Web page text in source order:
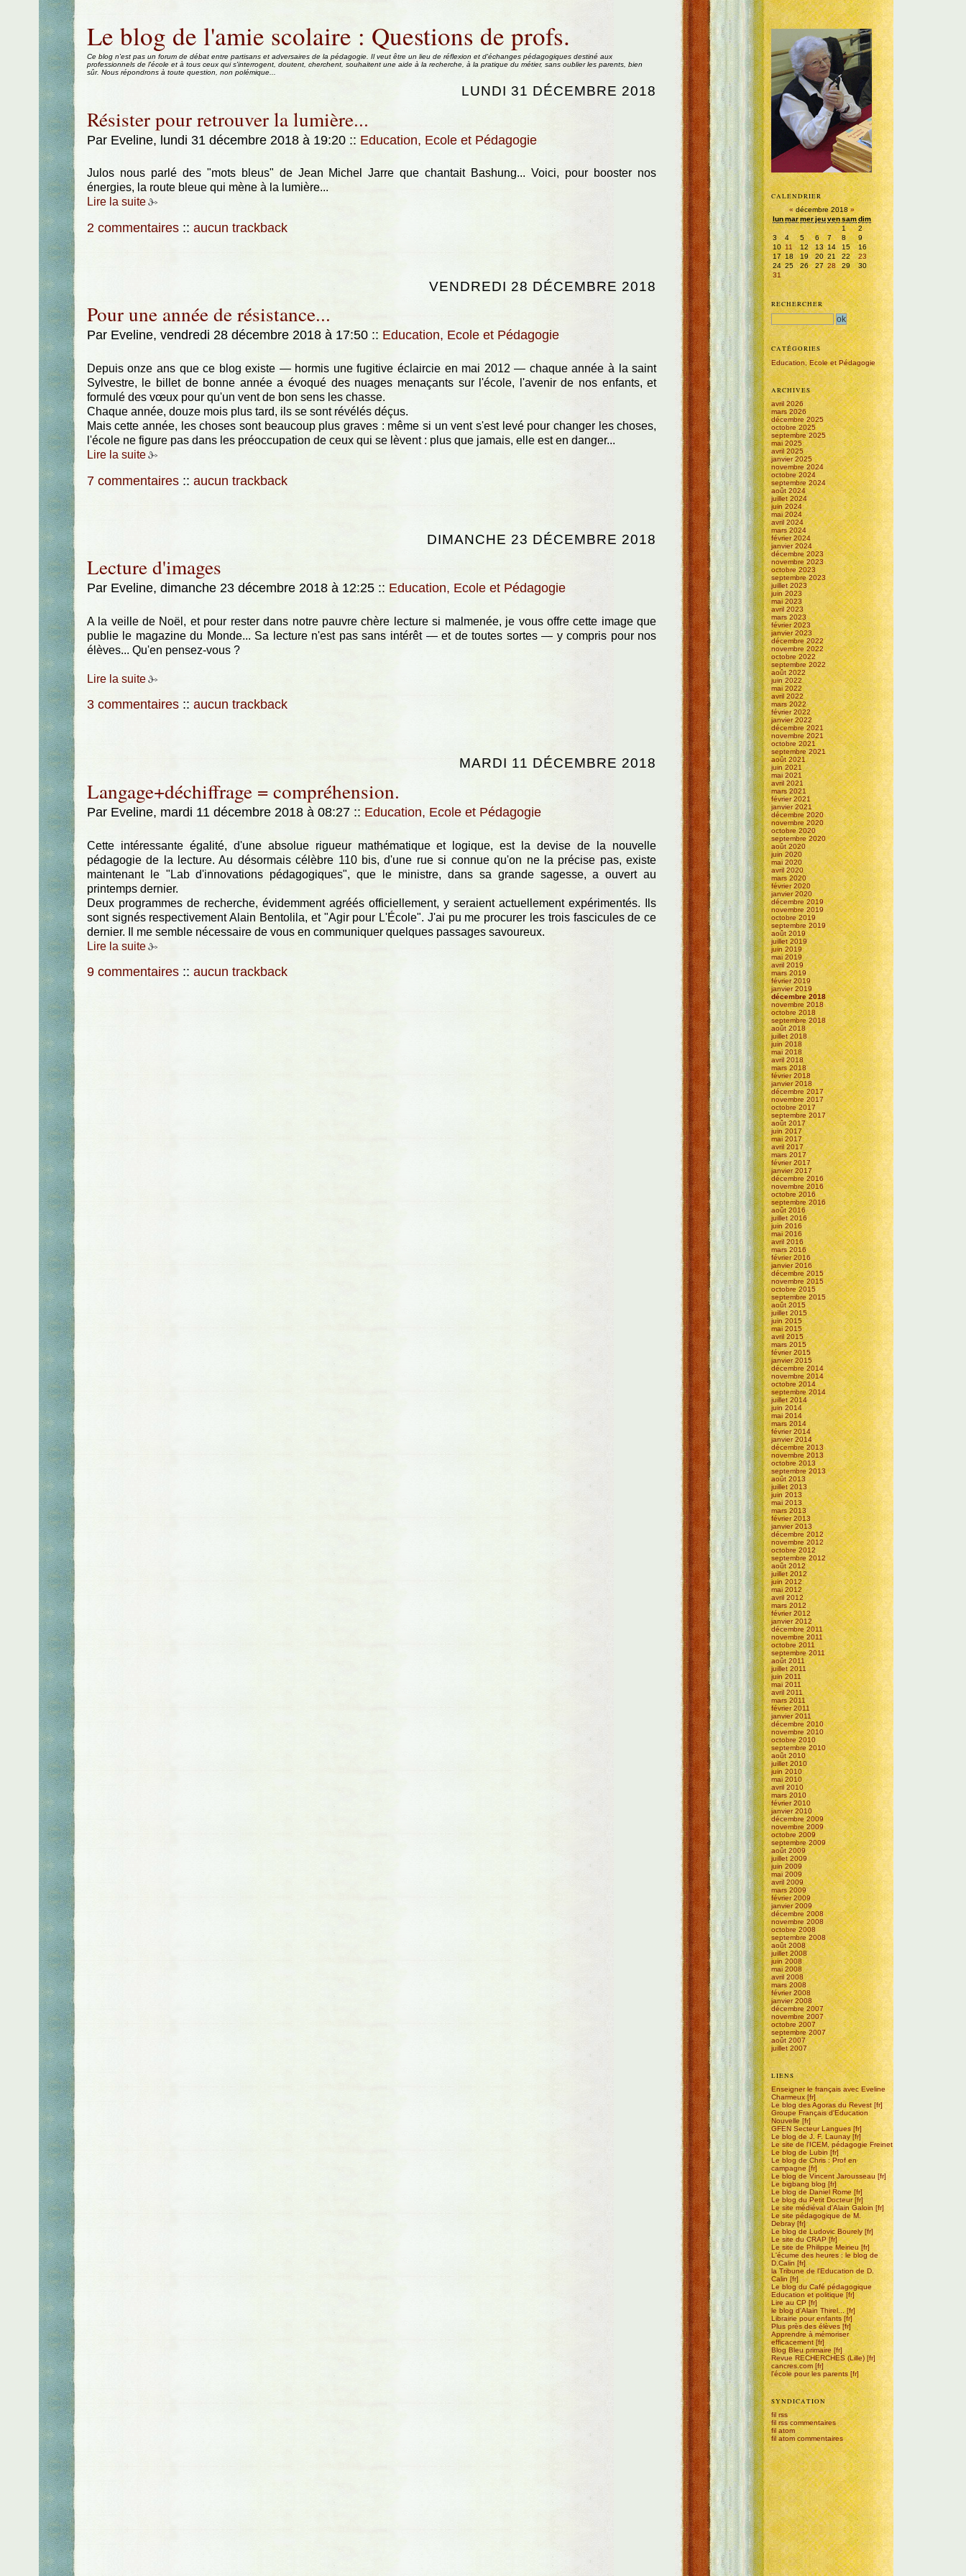
Aller au contenu
Le blog de l'amie scolaire : Questions de profs.
Ce blog n'est pas un forum de débat entre partisans et adversaires de la pédagogie. Il veut être un lieu de réflexion et d'échanges pédagogiques destiné aux
professionnels de l'école et à tous ceux qui s'interrogent, doutent, cherchent, souhaitent une aide à la recherche, à la pratique du métier, sans oublier les parents, bien
sûr. Nous répondrons à toute question, non polémique...
LUNDI 31 DÉCEMBRE 2018
Résister pour retrouver la lumière...
Par Eveline, lundi 31 décembre 2018 à 19:20 :: Education, Ecole et Pédagogie
Julos nous parlé des "mots bleus" de Jean Michel Jarre que chantait Bashung... Voici, pour booster nos
énergies, la route bleue qui mène à la lumière...
Lire la suite
2 commentaires :: aucun trackback
VENDREDI 28 DÉCEMBRE 2018
Pour une année de résistance...
Par Eveline, vendredi 28 décembre 2018 à 17:50 :: Education, Ecole et Pédagogie
Depuis onze ans que ce blog existe — hormis une fugitive éclaircie en mai 2012 — chaque année à la saint
Sylvestre, le billet de bonne année a évoqué des nuages menaçants sur l'école, l'avenir de nos enfants, et
formulé des vœux pour qu'un vent de bon sens les chasse.
Chaque année, douze mois plus tard, ils se sont révélés déçus.
Mais cette année, les choses sont beaucoup plus graves : même si un vent s'est levé pour changer les choses,
l'école ne figure pas dans les préoccupation de ceux qui se lèvent : plus que jamais, elle est en danger...
Lire la suite
7 commentaires :: aucun trackback
DIMANCHE 23 DÉCEMBRE 2018
Lecture d'images
Par Eveline, dimanche 23 décembre 2018 à 12:25 :: Education, Ecole et Pédagogie
A la veille de Noël, et pour rester dans notre pauvre chère lecture si malmenée, je vous offre cette image que
publie le magazine du Monde... Sa lecture n'est pas sans intérêt — et de toutes sortes — y compris pour nos
élèves... Qu'en pensez-vous ?
Lire la suite
3 commentaires :: aucun trackback
MARDI 11 DÉCEMBRE 2018
Langage+déchiffrage = compréhension.
Par Eveline, mardi 11 décembre 2018 à 08:27 :: Education, Ecole et Pédagogie
Cette intéressante égalité, d'une absolue rigueur mathématique et logique, est la devise de la nouvelle
pédagogie de la lecture. Au désormais célèbre 110 bis, d'une rue si connue qu'on ne la précise pas, existe
maintenant le "Lab d'innovations pédagogiques", que le ministre, dans sa grande sagesse, a ouvert au
printemps dernier.
Deux programmes de recherche, évidemment agréés officiellement, y seraient actuellement expérimentés. Ils
sont signés respectivement Alain Bentolila, et "Agir pour L'École". J'ai pu me procurer les trois fascicules de ce
dernier. Il me semble nécessaire de vous en communiquer quelques passages savoureux.
Lire la suite
9 commentaires :: aucun trackback
CALENDRIER
« décembre 2018»
lunmarmerjeuvensamdim
1
2
3
4 5 6 7 8
9
10 11 12 13 14 15
16
17 18 19 20 21 22
23
24 25 26 27 28 29
30
31
RECHERCHER
CATÉGORIES
Education, Ecole et Pédagogie
ARCHIVES
avril 2026
mars 2026
décembre 2025
octobre 2025
septembre 2025
mai 2025
avril 2025
janvier 2025
novembre 2024
octobre 2024
septembre 2024
août 2024
juillet 2024
juin 2024
mai 2024
avril 2024
mars 2024
février 2024
janvier 2024
décembre 2023
novembre 2023
octobre 2023
septembre 2023
juillet 2023
juin 2023
mai 2023
avril 2023
mars 2023
février 2023
janvier 2023
décembre 2022
novembre 2022
octobre 2022
septembre 2022
août 2022
juin 2022
mai 2022
avril 2022
mars 2022
février 2022
janvier 2022
décembre 2021
novembre 2021
octobre 2021
septembre 2021
août 2021
juin 2021
mai 2021
avril 2021
mars 2021
février 2021
janvier 2021
décembre 2020
novembre 2020
octobre 2020
septembre 2020
août 2020
juin 2020
mai 2020
avril 2020
mars 2020
février 2020
janvier 2020
décembre 2019
novembre 2019
octobre 2019
septembre 2019
août 2019
juillet 2019
juin 2019
mai 2019
avril 2019
mars 2019
février 2019
janvier 2019
décembre 2018
novembre 2018
octobre 2018
septembre 2018
août 2018
juillet 2018
juin 2018
mai 2018
avril 2018
mars 2018
février 2018
janvier 2018
décembre 2017
novembre 2017
octobre 2017
septembre 2017
août 2017
juin 2017
mai 2017
avril 2017
mars 2017
février 2017
janvier 2017
décembre 2016
novembre 2016
octobre 2016
septembre 2016
août 2016
juillet 2016
juin 2016
mai 2016
avril 2016
mars 2016
février 2016
janvier 2016
décembre 2015
novembre 2015
octobre 2015
septembre 2015
août 2015
juillet 2015
juin 2015
mai 2015
avril 2015
mars 2015
février 2015
janvier 2015
décembre 2014
novembre 2014
octobre 2014
septembre 2014
juillet 2014
juin 2014
mai 2014
mars 2014
février 2014
janvier 2014
décembre 2013
novembre 2013
octobre 2013
septembre 2013
août 2013
juillet 2013
juin 2013
mai 2013
mars 2013
février 2013
janvier 2013
décembre 2012
novembre 2012
octobre 2012
septembre 2012
août 2012
juillet 2012
juin 2012
mai 2012
avril 2012
mars 2012
février 2012
janvier 2012
décembre 2011
novembre 2011
octobre 2011
septembre 2011
août 2011
juillet 2011
juin 2011
mai 2011
avril 2011
mars 2011
février 2011
janvier 2011
décembre 2010
novembre 2010
octobre 2010
septembre 2010
août 2010
juillet 2010
juin 2010
mai 2010
avril 2010
mars 2010
février 2010
janvier 2010
décembre 2009
novembre 2009
octobre 2009
septembre 2009
août 2009
juillet 2009
juin 2009
mai 2009
avril 2009
mars 2009
février 2009
janvier 2009
décembre 2008
novembre 2008
octobre 2008
septembre 2008
août 2008
juillet 2008
juin 2008
mai 2008
avril 2008
mars 2008
février 2008
janvier 2008
décembre 2007
novembre 2007
octobre 2007
septembre 2007
août 2007
juillet 2007
LIENS
Enseigner le français avec Eveline
Charmeux
Le blog des Agoras du Revest
Groupe Français d'Education
Nouvelle
GFEN Secteur Langues
Le blog de J. F. Launay
Le site de l'ICEM, pédagogie Freinet
Le blog de Lubin
Le blog de Chris : Prof en
campagne
Le blog de Vincent Jarousseau
Le bigbang blog
Le blog de Daniel Rome
Le blog du Petit Docteur
Le site médiéval d'Alain Galoin
Le site pédagogique de M.
Debray
Le blog de Ludovic Bourely
Le site du CRAP
Le site de Philippe Meirieu
L'écume des heures : le blog de
D.Calin
la Tribune de l'Education de D.
Calin
Le blog du Café pédagogique
Education et politique
Lire au CP
le blog d'Alain Thirel...
Librairie pour enfants
Plus près des élèves
Apprendre à mémoriser
efficacement
Blog Bleu primaire
Revue RECHERCHES (Lille)
cancres.com
l'école pour les parents
SYNDICATION
fil rss
fil rss commentaires
fil atom
fil atom commentaires